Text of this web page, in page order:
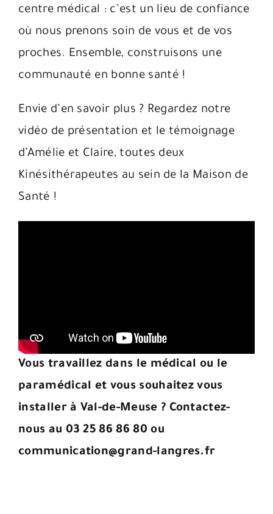
centre médical : c’est un lieu de confiance
où nous prenons soin de vous et de vos
proches. Ensemble, construisons une
communauté en bonne santé !
Envie d’en savoir plus ? Regardez notre
vidéo de présentation et le témoignage
d’Amélie et Claire, toutes deux
Kinésithérapeutes au sein de la Maison de
Santé !
Vous travaillez dans le médical ou le
paramédical et vous souhaitez vous
installer à Val-de-Meuse ? Contactez-
nous au 03 25 86 86 80 ou
communication@grand-langres.fr